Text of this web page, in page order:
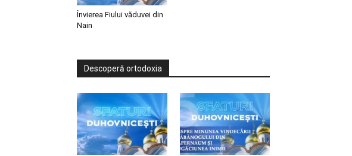
Învierea Fiului văduvei din
Nain
Descoperă ortodoxia